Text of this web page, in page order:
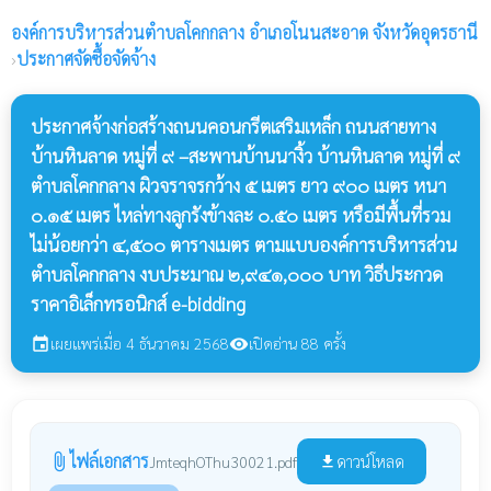
องค์การบริหารส่วนตำบลโคกกลาง อำเภอโนนสะอาด จังหวัดอุดรธานี
›ประกาศจัดซื้อจัดจ้าง
ประกาศจ้างก่อสร้างถนนคอนกรีตเสริมเหล็ก ถนนสายทาง
บ้านหินลาด หมู่ที่ ๙ –สะพานบ้านนางิ้ว บ้านหินลาด หมู่ที่ ๙
ตำบลโคกกลาง ผิวจราจรกว้าง ๕ เมตร ยาว ๙๐๐ เมตร หนา
๐.๑๕ เมตร ไหล่ทางลูกรังข้างละ ๐.๕๐ เมตร หรือมีพื้นที่รวม
ไม่น้อยกว่า ๔,๕๐๐ ตารางเมตร ตามแบบองค์การบริหารส่วน
ตำบลโคกกลาง งบประมาณ ๒,๙๔๑,๐๐๐ บาท วิธีประกวด
ราคาอิเล็กทรอนิกส์ e-bidding
eventเผยแพร่เมื่อ 4 ธันวาคม 2568visibilityเปิดอ่าน 88 ครั้ง
attach_file ไฟล์เอกสาร JmteqhOThu30021.pdf file_download ดาวน์โหลด